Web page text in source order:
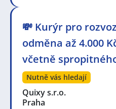
💸 Kurýr pro
odměna až 4.000
včetně
Nutně vás hledají
Quixy s.r.o.
Praha